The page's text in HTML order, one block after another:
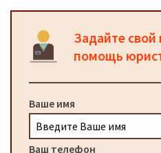
Задайте свой
помощь
Ваше имя
Ваш телефон